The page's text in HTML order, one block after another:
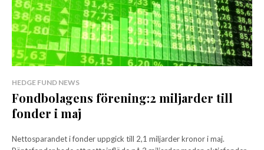
HEDGE FUND NEWS
Fondbolagens förening:2 miljarder till
fonder i maj
Nettosparandet i fonder uppgick till 2,1 miljarder kronor i maj.